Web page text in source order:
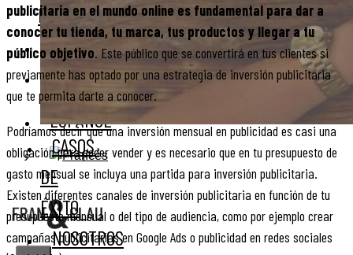
DIGITAL
BLOG
CONTACTO
CASOS
DE
ÉXITO
NOSOTROS
publicitaria en el mundo online es fundamental para dar a
conocer tu tienda, tu marca, tus productos y llegar a tu
público objetivo. Este público que se convertirá en tus clientes si
previamente has optado por una estrategia de inversión publicitaria
que te permita darte a conocer.
Podríamos decir que una inversión mensual en publicidad es casi una
obligación para poder vender y es necesario que en tu presupuesto de
gasto mensual se incluya una partida para inversión publicitaria.
Existen diferentes canales de inversión publicitaria en función de tu
presupuesto mensual o del tipo de audiencia, como por ejemplo crear
campañas publicitarias en Google Ads o publicidad en redes sociales